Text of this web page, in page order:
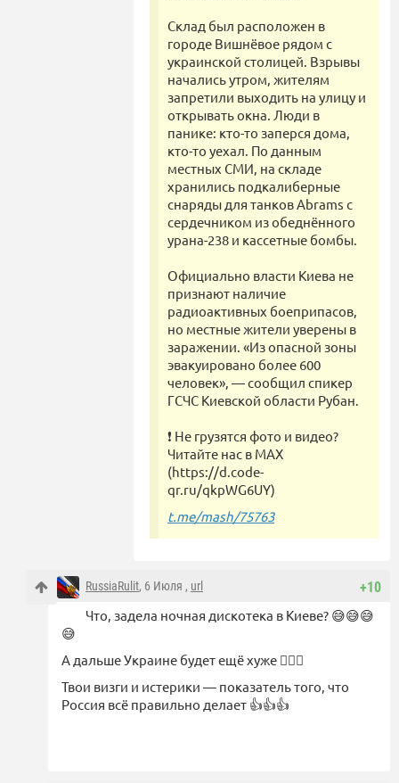
Склад был расположен в
городе Вишнёвое рядом с
украинской столицей. Взрывы
начались утром, жителям
запретили выходить на улицу и
открывать окна. Люди в
панике: кто-то заперся дома,
кто-то уехал. По данным
местных СМИ, на складе
хранились подкалиберные
снаряды для танков Abrams с
сердечником из обеднённого
урана-238 и кассетные бомбы.
Официально власти Киева не
признают наличие
радиоактивных боеприпасов,
но местные жители уверены в
заражении. «Из опасной зоны
эвакуировано более 600
человек», — сообщил спикер
ГСЧС Киевской области Рубан.
❗ Не грузятся фото и видео?
Читайте нас в MAX
(https://d.code-
qr.ru/qkpWG6UY)
t.me/mash/75763
+10
RussiaRulit, 6 Июля , url
Что, задела ночная дискотека в Киеве? 😅😅😅
😅
А дальше Украине будет ещё хуже 🤷🏼‍♂️
Твои визги и истерики — показатель того, что
Россия всё правильно делает 👍👍👍